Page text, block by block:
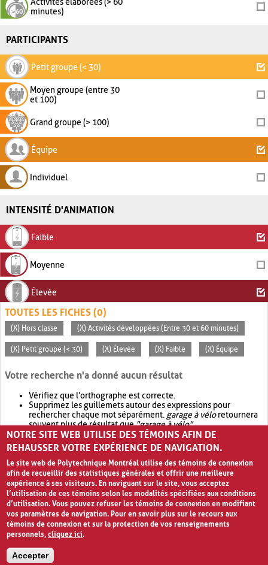
minutes)
PARTICIPANTS
Petit groupe (< 30)
Moyen groupe (entre 30
et 100)
Grand groupe (> 100)
Équipe
Individuel
INTENSITÉ D'ANIMATION
Faible
Moyenne
Élevée
TOUTES LES FICHES (0)
(X) Hors classe (X) Activités développées (Entre 30 et 60 minutes)
(X) Petit groupe (< 30) (X) Élevée (X) Faible (X) Équipe
Votre recherche n'a donné aucun résultat
Vérifiez que l'orthographe est correcte.
Supprimez les guillemets autour des expressions pour
rechercher chaque mot séparément. garage à véloretournera
souvent plus de résultat que"garage à vélo".
Envisagez d'élargir votre recherche avec OR.garage OR vélo
retournera souvent plus de résultat quegarage à vélo
NOTRE SITE WEB UTILISE DES TÉMOINS AFIN DE
REHAUSSER VOTRE EXPÉRIENCE DE NAVIGATION.
Le site web de Polytechnique Montréal utilise des témoins de connexion
afin de recueillir des statistiques générales et offrir une meilleure
expérience à ses visiteurs. En naviguant sur le site, vous acceptez
l’utilisation de ces témoins selon les modalités spécifiées aux conditions
d’utilisation. Vous pouvez refuser les témoins de connexion en modifiant
vos paramètres de navigation. Pour en savoir plus sur le recours aux
témoins de connexion et sur la protection de vos renseignements
personnels,cliquez ici.
Accepter